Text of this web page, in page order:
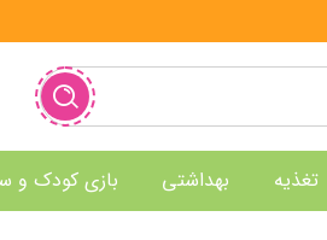
تغذیه بهداشتی بازی کودک و